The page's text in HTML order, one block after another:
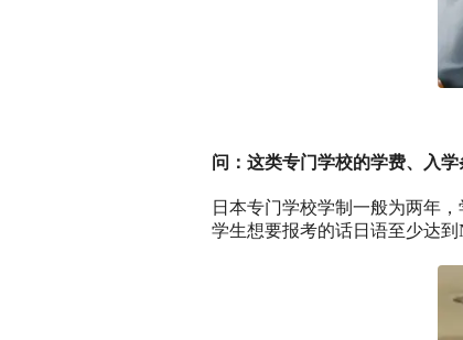
问：这类专门学校的学费、入
日本专门学校学制一般为两年
学生想要报考的话日语至少达